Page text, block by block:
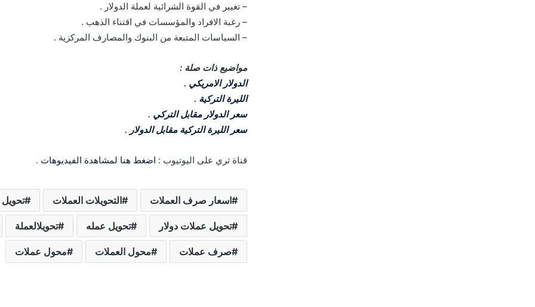
– تغيير في القوة الشرائية لعملة الدولار .
– رغبة الافراد والمؤسسات في اقتناء الذهب .
– السياسات المتبعة من البنوك والمصارف المركزية .
مواضيع ذات صلة :
الدولار الامريكي .
الليرة التركية .
سعر الدولار مقابل التركي .
سعر الليرة التركية مقابل الدولار .
قناة ثري على اليوتيوب : اضغط هنا لمشاهدة الفيديوهات .
اسعار صرف العملات التحويلات العملات تحويل
تحويل عملات دولار تحويل عمله تحويلالعملة
صرف عملات محول العملات محول عملات